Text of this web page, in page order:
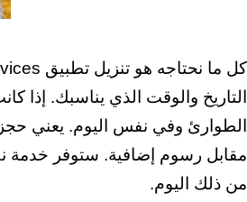
الطوارئ وفي نفس اليوم. يعني
من ذلك اليوم.